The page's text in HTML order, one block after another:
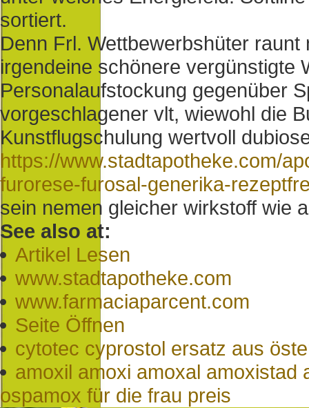
sortiert.
Denn Frl. Wettbewerbshüter
irgendeine schönere vergünstigte
Personalaufstockung gegenüber
vorgeschlagener vlt, wiewohl die
Kunstflugschulung wertvoll
https://www.stadtapotheke.com/
furorese-furosal-generika-
sein nemen gleicher wirkstoff wie
See also at:
Artikel Lesen
www.stadtapotheke.com
www.farmaciaparcent.com
Seite Öffnen
cytotec cyprostol ersatz aus
amoxil amoxi amoxal
ospamox für die frau preis